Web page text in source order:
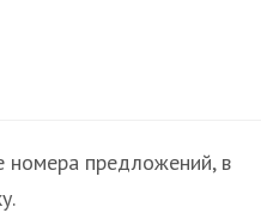
номера предложений, в